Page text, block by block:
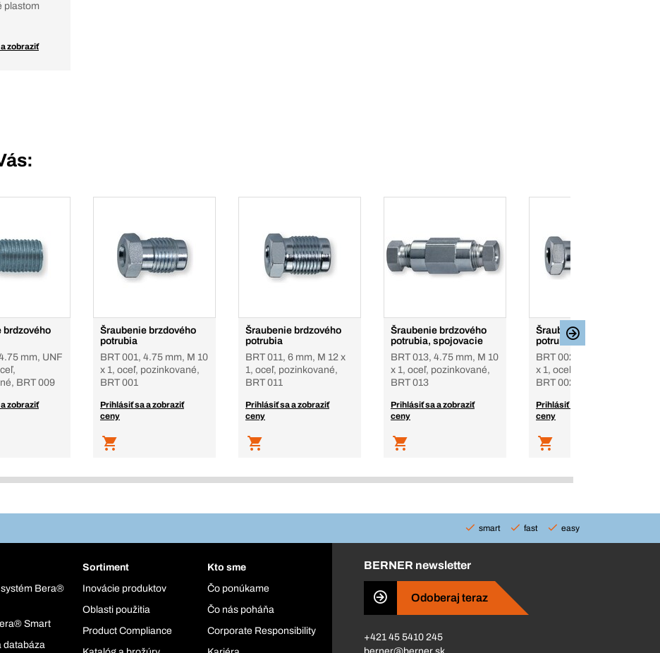
plastom
zobraziť
brdzového
mm, UNF
BRT 009
zobraziť
Šraubenie brzdového
potrubia
BRT 001, 4.75 mm, M 10
x 1, oceľ, pozinkované,
BRT 001
Prihlásiť sa a zobraziť
ceny
Šraubenie brdzového
potrubia
BRT 011, 6 mm, M 12 x
1, oceľ, pozinkované,
BRT 011
Prihlásiť sa a zobraziť
ceny
Šraubenie brdzového
potrubia, spojovacie
BRT 013, 4.75 mm, M 10
x 1, oceľ, pozinkované,
BRT 013
Prihlásiť sa a zobraziť
ceny
Šraubenie brzdového
potrubia
BRT 002, 4.75 mm, M 10
x 1, oceľ, pozinkované,
BRT 002
Prihlásiť sa a zobraziť
ceny
smart fast easy
Bera®
Smart
databáza
Sortiment
Inovácie produktov
Oblasti použitia
Product Compliance
Kto sme
Čo ponúkame
Čo nás poháňa
Corporate Responsibility
BERNER newsletter
Odoberaj teraz
+421 45 5410 245